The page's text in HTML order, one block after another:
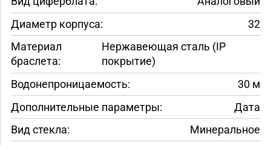
Диаметр корпуса:
32
Материал
браслета:
Нержавеющая сталь (IP
покрытие)
Водонепроницаемость:
30 м
Дополнительные параметры:
Дата
Вид стекла:
Минеральное